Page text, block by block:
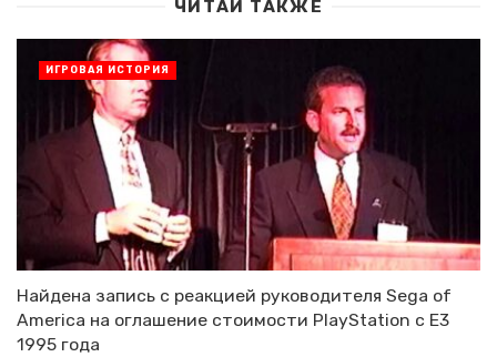
ЧИТАЙ ТАКЖЕ
Найдена запись с реакцией руководителя Sega of
America на оглашение стоимости PlayStation с E3
1995 года
ИГРОВАЯ ИСТОРИЯ